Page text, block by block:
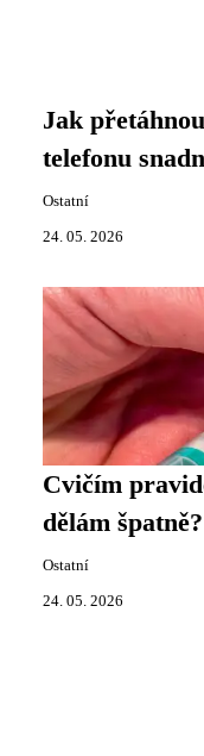
Jak
telefonu
Ostatní
24. 05. 2026
Cvičím
dělám špatně?
Ostatní
24. 05. 2026